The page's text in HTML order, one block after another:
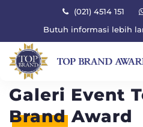
(021) 4514 151
Butuh informasi lebih
Galeri Event
Brand Award